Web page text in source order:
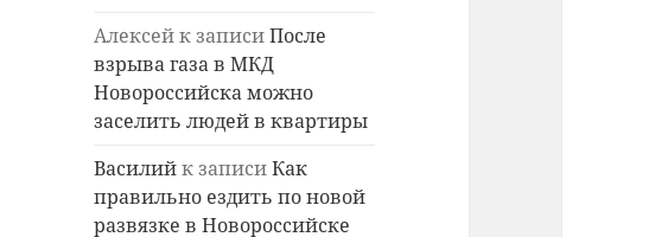
Алексейк записиПосле
взрыва газа в МКД
Новороссийска можно
заселить людей в квартиры
Василийк записиКак
правильно ездить по новой
развязке в Новороссийске